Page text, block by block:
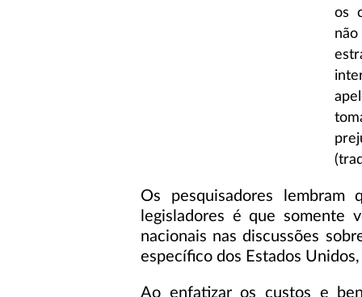
os
Os pesquisadores
legisladores é que somente
nacionais nas discussões
específico dos Estados
Ao enfatizar os custos e